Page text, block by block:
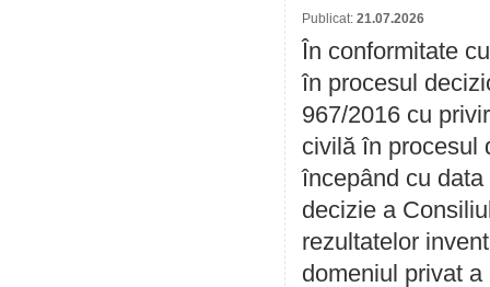
Publicat: 21.07.2026
În conformitate
în procesul
967/2016 cu
civilă în procesul
începând cu
decizie a
rezultatelor
domeniul privat a